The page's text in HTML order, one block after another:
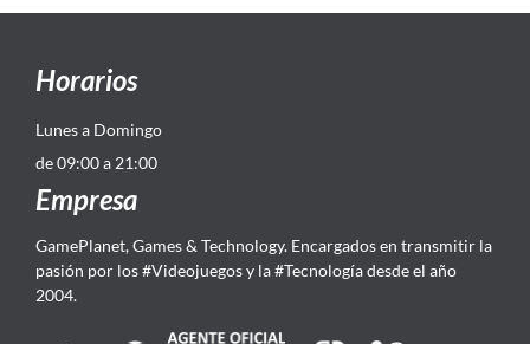
Horarios
Lunes a Domingo
de 09:00 a 21:00
Empresa
GamePlanet, Games & Technology. Encargados en transmitir la
pasión por los #Videojuegos y la #Tecnología desde el año
2004.